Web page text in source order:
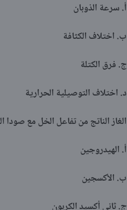
أ. سرعة الذوبان
ب. اختلاف الكثافة
ج. فرق الكتلة
د. اختلاف التوصيلية الحرارية
الغاز الناتج من تفاعل الخل مع صودا
أ. الهيدروجين
ب. الأكسجين